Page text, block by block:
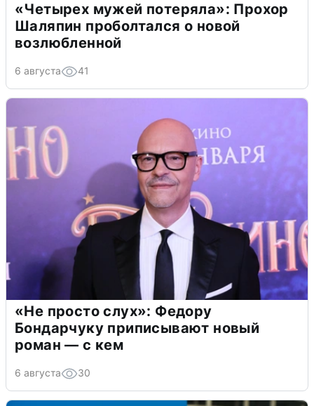
«Четырех мужей потеряла»: Прохор
Шаляпин проболтался о новой
возлюбленной
6 августа 41
«Не просто слух»: Федору
Бондарчуку приписывают новый
роман — с кем
6 августа 30